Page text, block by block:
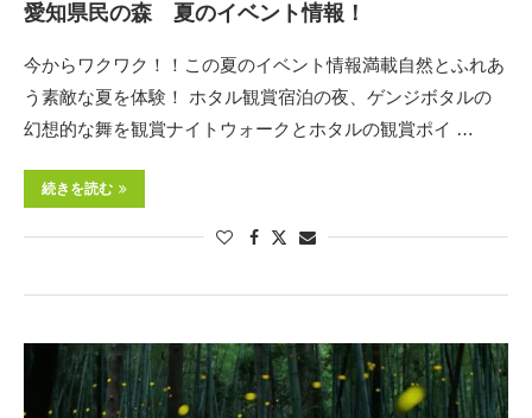
愛知県民の森 夏のイベント情報！
今からワクワク！！この夏のイベント情報満載自然とふれあ
う素敵な夏を体験！ ホタル観賞宿泊の夜、ゲンジボタルの
幻想的な舞を観賞ナイトウォークとホタルの観賞ポイ …
続きを読む